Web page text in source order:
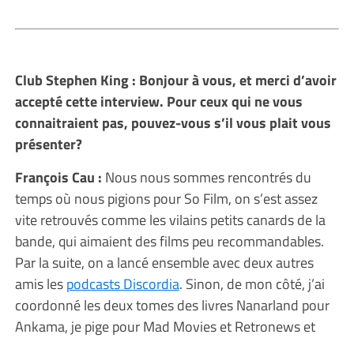
Club Stephen King : Bonjour à vous, et merci d’avoir
accepté cette interview. Pour ceux qui ne vous
connaitraient pas, pouvez-vous s’il vous plait vous
présenter?
François Cau : Nous nous sommes rencontrés du
temps où nous pigions pour So Film, on s’est assez
vite retrouvés comme les vilains petits canards de la
bande, qui aimaient des films peu recommandables.
Par la suite, on a lancé ensemble avec deux autres
amis lespodcasts Discordia. Sinon, de mon côté, j’ai
coordonné les deux tomes des livres Nanarland pour
Ankama, je pige pour Mad Movies et Retronews et